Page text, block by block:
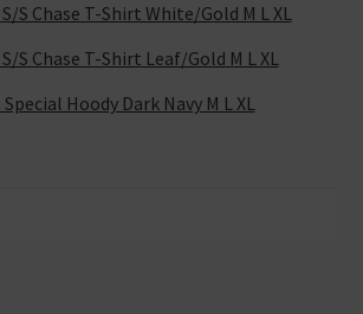
S Chase T-Shirt White/Gold M L XL
S Chase T-Shirt Leaf/Gold M L XL
Hoody Dark Navy M L XL